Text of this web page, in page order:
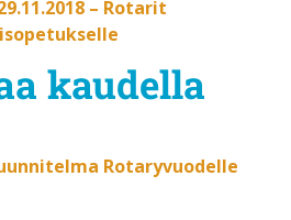
– Rotarit
kaudella
Rotaryvuodelle